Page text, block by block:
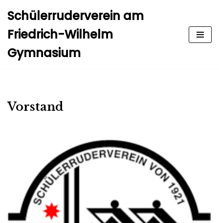
Zum
Inhalt
springen
Schülerruderverein am
Friedrich-Wilhelm
Gymnasium
Vorstand